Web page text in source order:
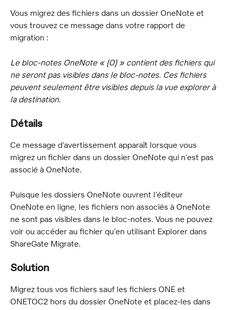
Vous migrez des fichiers dans un dossier OneNote et
vous trouvez ce message dans votre rapport de
migration :
Le bloc-notes OneNote « {0} » contient des fichiers qui
ne seront pas visibles dans le bloc-notes. Ces fichiers
peuvent seulement être visibles depuis la vue explorer à
la destination.
Détails
Ce message d’avertissement apparaît lorsque vous
migrez un fichier dans un dossier OneNote qui n’est pas
associé à OneNote.
Puisque les dossiers OneNote ouvrent l’éditeur
OneNote en ligne, les fichiers non associés à OneNote
ne sont pas visibles dans le bloc-notes. Vous ne pouvez
voir ou accéder au fichier qu’en utilisant Explorer dans
ShareGate Migrate.
Solution
Migrez tous vos fichiers sauf les fichiers ONE et
ONETOC2 hors du dossier OneNote et placez-les dans